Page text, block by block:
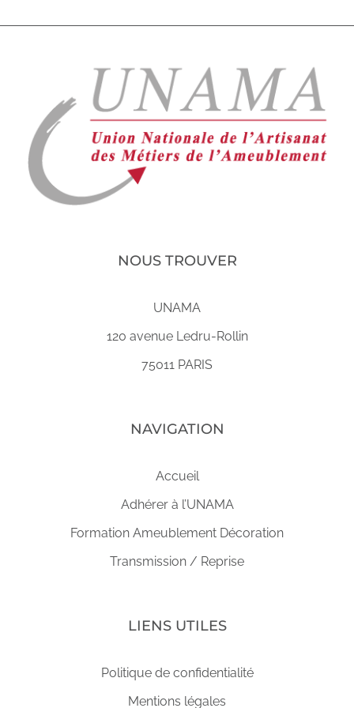
NOUS TROUVER
UNAMA
120 avenue Ledru-Rollin
75011 PARIS
NAVIGATION
Accueil
Adhérer à l’UNAMA
Formation Ameublement Décoration
Transmission / Reprise
LIENS UTILES
Politique de confidentialité
Mentions légales